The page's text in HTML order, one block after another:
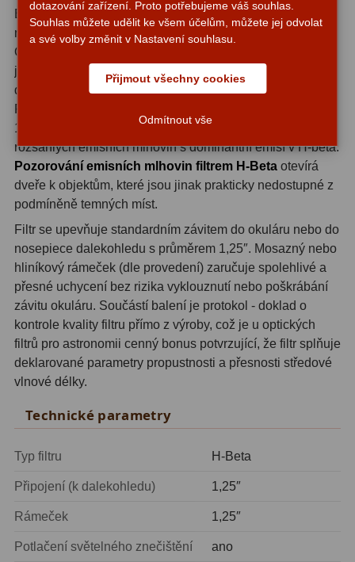
ADC, Tilting 14
Rotátory34
Komponenty
Okulárové výtahy44
Adaptéry k okulárovým
výtahům 8
Primární zrcadla9
Sekundární zrcadla6
Příslušenství188
Redukce 1,25" a 2"
Zrcátka a hranoly2
Existují objekty, u kterých je filtr H-Beta přímo
nepostradatelný. Mlhovina Koňská hlava (B33 / IC 434) v
Orionu je klasickým příkladem: bez tohoto filtru ji uvidíte
jen na fotografiích, s ním ji lze za dobrých podmínek
detekovat i vizuálně v dostatečně velkém dalekohledu.
1499), Mlhoviny Prstencová Labuť nebo dalších
rozsáhlých emisních mlhovin s dominantní emisí v H-beta.
Pozorování emisních mlhovin filtrem H-Beta otevírá
dveře k objektům, které jsou jinak prakticky nedostupné z
podmíněně temných míst.
Filtr se upevňuje standardním závitem do okuláru nebo do
nosepiece dalekohledu s průměrem 1,25″. Mosazný nebo
hliníkový rámeček (dle provedení) zaručuje spolehlivé a
přesné uchycení bez rizika vyklouznutí nebo poškrábání
závitu okuláru. Součástí balení je protokol - doklad o
kontrole kvality filtru přímo z výroby, což je u optických
filtrů pro astronomii cenný bonus potvrzující, že filtr splňuje
deklarované parametry propustnosti a přesnosti středové
vlnové délky.
Technické parametry
Typ filtru H-Beta
Připojení (k dalekohledu) 1,25″
Rámeček 1,25″
Potlačení světelného znečištění ano
dotazování zařízení. Proto potřebujeme váš souhlas.
Souhlas můžete udělit ke všem účelům, můžete jej odvolat
a své volby změnit v Nastavení souhlasu.
Přijmout všechny cookies
Odmítnout vše